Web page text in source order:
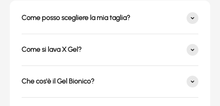
Come posso scegliere la mia taglia?
Come si lava X Gel?
Che cos'è il Gel Bionico?